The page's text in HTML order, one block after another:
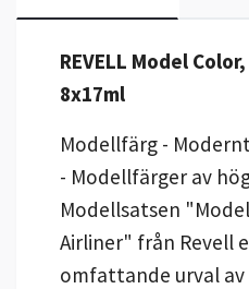
REVELL Model
8x17ml
Modellfärg -
- Modellfärger av
Modellsatsen
Airliner" från Revell
omfattande urval